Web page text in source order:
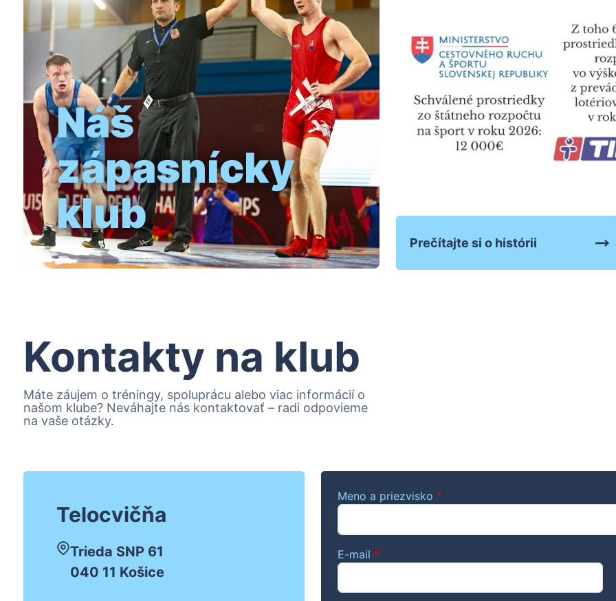
Prečítajte si o histórii
Náš
zápasnícky
klub
Kontakty na klub
Máte záujem o tréningy, spoluprácu alebo viac informácií o
našom klube? Neváhajte nás kontaktovať – radi odpovieme
na vaše otázky.
Telocvičňa
Trieda SNP 61
040 11 Košice
Meno a priezvisko *
E-mail *